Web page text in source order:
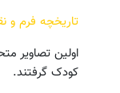
تاریخچه فرم و
اولین تصاویر
کودک گرفتند.